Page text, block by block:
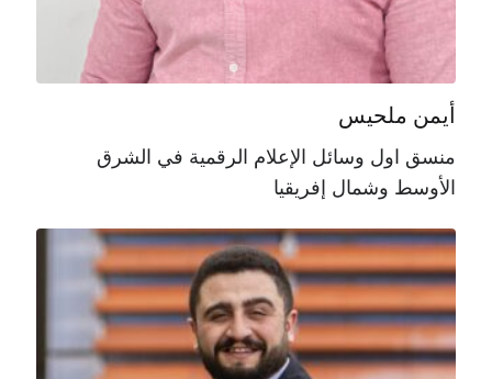
أيمن ملحيس
منسق اول وسائل الإعلام الرقمية في الشرق
الأوسط وشمال إفريقيا